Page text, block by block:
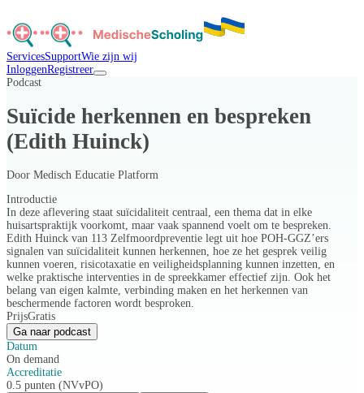
ServicesSupportWie zijn wij
InloggenRegistreer
Podcast
Suïcide herkennen en bespreken
(Edith Huinck)
Door Medisch Educatie Platform
Introductie
In deze aflevering staat suïcidaliteit centraal, een thema dat in elke
huisartspraktijk voorkomt, maar vaak spannend voelt om te bespreken.
Edith Huinck van 113 Zelfmoordpreventie legt uit hoe POH-GGZ’ers
signalen van suïcidaliteit kunnen herkennen, hoe ze het gesprek veilig
kunnen voeren, risicotaxatie en veiligheidsplanning kunnen inzetten, en
welke praktische interventies in de spreekkamer effectief zijn. Ook het
belang van eigen kalmte, verbinding maken en het herkennen van
beschermende factoren wordt besproken.
PrijsGratis
Ga naar podcast
Datum
On demand
Accreditatie
0.5 punten (NVvPO)